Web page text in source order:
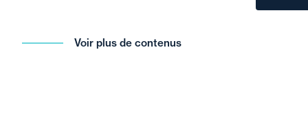
Voir plus de contenus